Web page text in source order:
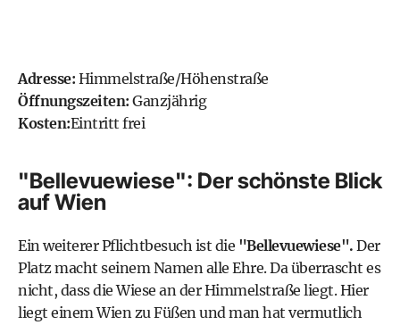
Adresse: Himmelstraße/Höhenstraße
Öffnungszeiten: Ganzjährig
Kosten:Eintritt frei
"Bellevuewiese": Der schönste Blick
auf Wien
Ein weiterer Pflichtbesuch ist die "Bellevuewiese". Der
Platz macht seinem Namen alle Ehre. Da überrascht es
nicht, dass die Wiese an der Himmelstraße liegt. Hier
liegt einem Wien zu Füßen und man hat vermutlich